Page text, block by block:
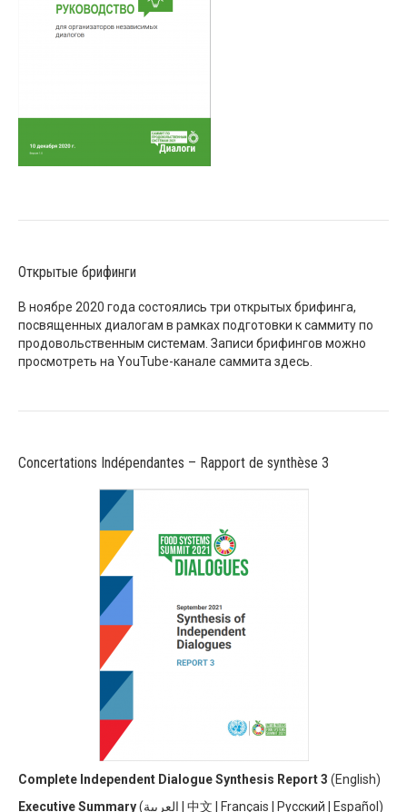
Открытые брифинги
В ноябре 2020 года состоялись три открытых брифинга,
посвященных диалогам в рамках подготовки к саммиту по
продовольственным системам. Записи брифингов можно
просмотреть на YouTube-канале саммита здесь
Concertations Indépendantes – Rapport de synthèse 3
Complete Independent Dialogue Synthesis Report 3 (English)
Executive Summary(العربية 中文 Français Русский Español)